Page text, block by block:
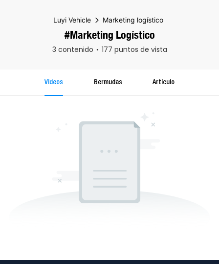
Luyi Vehicle Marketing logístico
#Marketing Logístico
3 contenido 177 puntos de vista
Videos Bermudas Artículo